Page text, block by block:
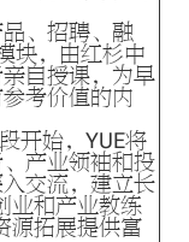
、招聘、融
块，由红杉中
自授课，为早
考价值的内
开始，YUE将
产业领袖和投
交流，建立长
业和产业教练
源拓展提供富